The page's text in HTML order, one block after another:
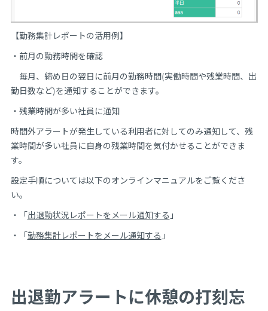
【勤務集計レポートの活用例】
・前月の勤務時間を確認
毎月、締め日の翌日に前月の勤務時間(実働時間や残業時間、出
勤日数など)を通知することができます。
・残業時間が多い社員に通知
時間外アラートが発生している利用者に対してのみ通知して、残
業時間が多い社員に自身の残業時間を気付かせることができま
す。
設定手順については以下のオンラインマニュアルをご覧くださ
い。
・「 出退勤状況レポートをメール通知する 」
・「 勤務集計レポートをメール通知する 」
出退勤アラートに休憩の打刻忘